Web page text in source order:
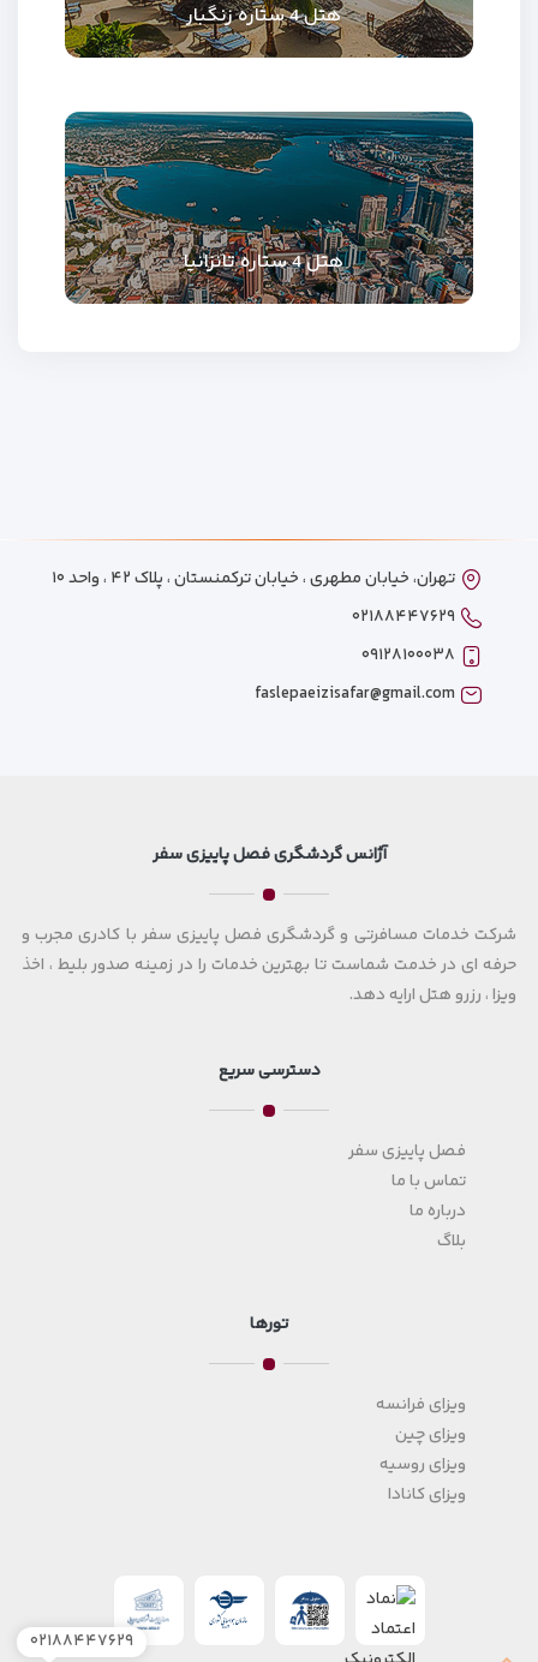
هتل 4 ستاره زنگبار
هتل 4 ستاره تانزانیا
تهران، خیابان مطهری ، خیابان ترکمنستان ، پلاک ۴۲ ، واحد ۱۰
۰۲۱۸۸۴۴۷۶۲۹
۰۹۱۲۸۱۰۰۰۳۸
faslepaeizisafar@gmail.com
آژانس گردشگری فصل پاییزی سفر
شرکت خدمات مسافرتی و گردشگری فصل پاییزی سفر با کادری مجرب و
حرفه ای در خدمت شماست تا بهترین خدمات را در زمینه صدور بلیط ، اخذ
ویزا ، رزرو هتل ارایه دهد.
دسترسی سریع
فصل پاییزی سفر
تماس با ما
درباره ما
بلاگ
تورها
ویزای فرانسه
ویزای چین
ویزای روسیه
ویزای کانادا
۰۲۱۸۸۴۴۷۶۲۹